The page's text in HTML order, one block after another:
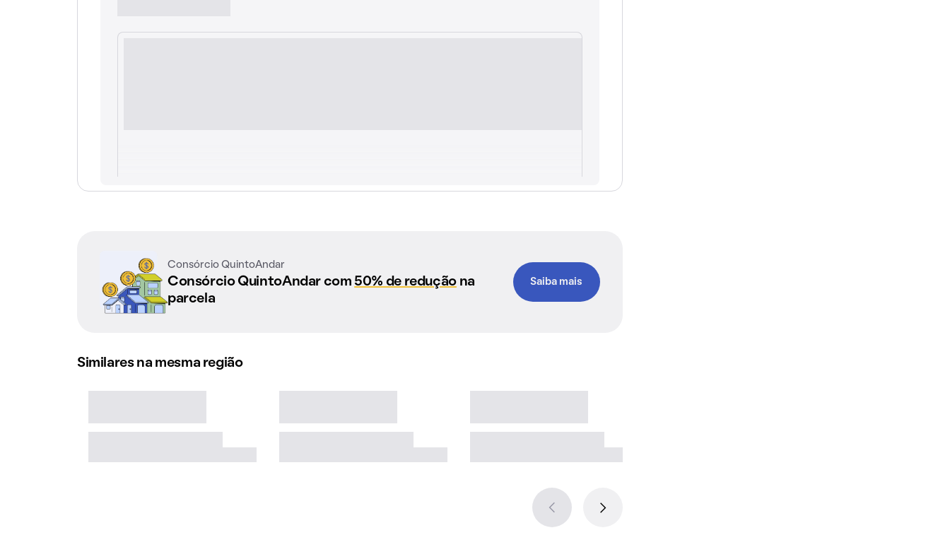
Consórcio QuintoAndar
Consórcio QuintoAndar com 50% de reduçãona
parcela
Saiba mais
Similares na mesma região